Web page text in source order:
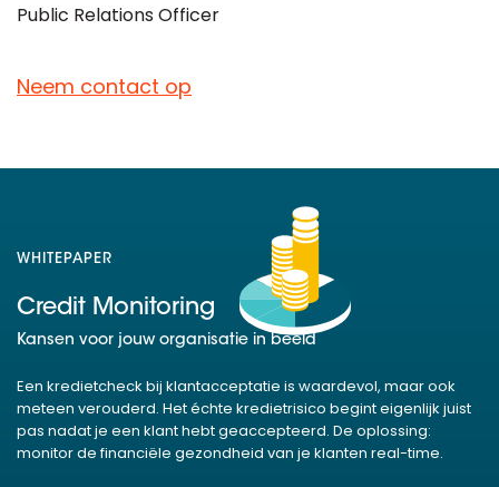
Public Relations Officer
Neem contact op
WHITEPAPER
Credit Monitoring
Kansen voor jouw organisatie in beeld
Een kredietcheck bij klantacceptatie is waardevol, maar ook
meteen verouderd. Het échte kredietrisico begint eigenlijk juist
pas nadat je een klant hebt geaccepteerd. De oplossing:
monitor de financiële gezondheid van je klanten real-time.